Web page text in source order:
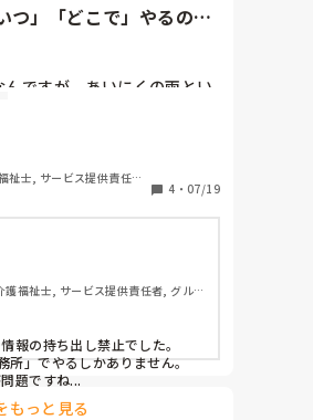
つ」「どこで」やるのが
ですが、あいにくの雨とい
と部下の人事考課をやって
ソコンはあるんだけど、如
ゃなく台数が限られるんで、
いて人事考課が出来ません
とにこうして休日に自宅の
てます。
しっかりとメリハリもたせ
祉士, サービス提供責任者,
4 ・ 07/19
護福祉士, サービス提供責任者, グル
報の持ち出し禁止でした。
所」でやるしかありません。
題ですね...
もっと見る